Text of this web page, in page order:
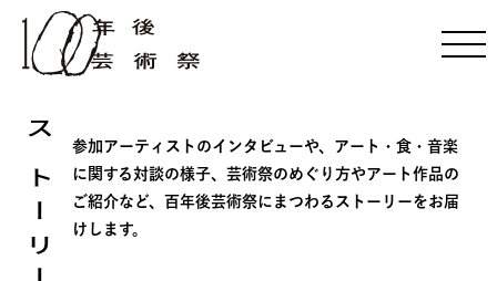
ストーリー
参加アーティストのインタビューや、アート・食・音楽
に関する対談の様子、芸術祭のめぐり方やアート作品の
ご紹介など、百年後芸術祭にまつわるストーリーをお届
けします。